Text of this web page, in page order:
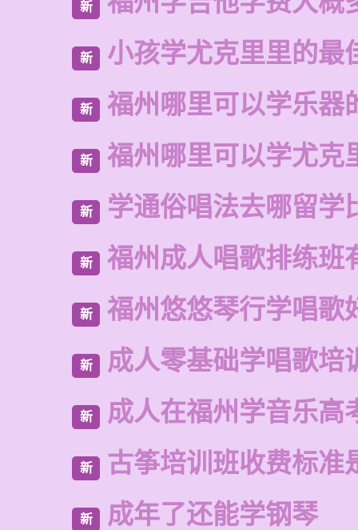
新
新 小孩学尤克里里的最
新 福州哪里可以学乐器
新 福州哪里可以学尤克
新 学通俗唱法去哪留学
新 福州成人唱歌排练班
新 福州悠悠琴行学唱歌
新 成人零基础学唱歌培
新 成人在福州学音乐高
新 古筝培训班收费标准
新 成年了还能学钢琴